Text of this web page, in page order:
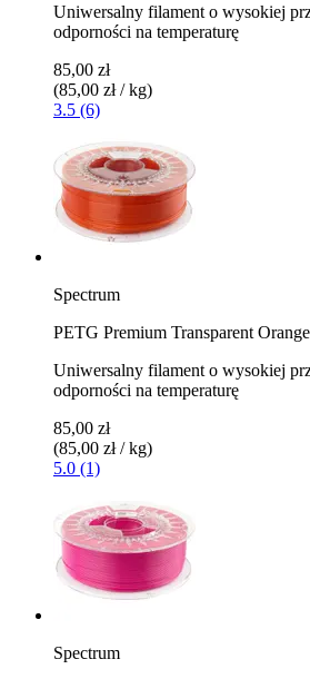
Uniwersalny filament o wysokiej
odporności na temperaturę
85,00 zł
(85,00 zł / kg)
3.5 (6)
Spectrum
PETG Premium Transparent Orange
Uniwersalny filament o wysokiej
odporności na temperaturę
85,00 zł
(85,00 zł / kg)
5.0 (1)
Spectrum